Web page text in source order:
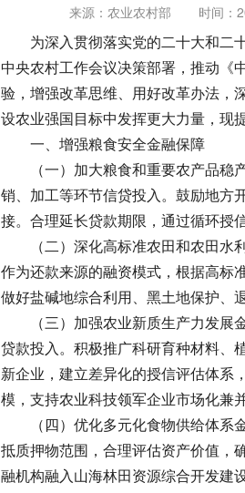
来源：农业农村部 时间：
为深入贯彻落实党的二十大和二
中央农村工作会议决策部署，推动《
验，增强改革思维、用好改革办法，
设农业强国目标中发挥更大力量，现
一、增强粮食安全金融保障
（一）加大粮食和重要农产品
销、加工等环节信贷投入。鼓励地方
接。合理延长贷款期限，通过循环授
（二）深化高标准农田和农田
作为还款来源的融资模式，根据高标
做好盐碱地综合利用、黑土地保护、
（三）加强农业新质生产力发
贷款投入。积极推广科研育种材料、
新企业，建立差异化的授信评估体系
模，支持农业科技领军企业市场化兼
（四）优化多元化食物供给体
抵质押物范围，合理评估资产价值，
融机构融入山海林田资源综合开发建